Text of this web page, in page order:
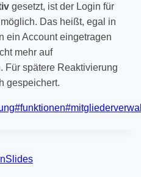
gesetzt, ist der Login für
Das heißt, egal in
ein Account eingetragen
mehr auf
Für spätere Reaktivierung
gespeichert.
#funktionen#